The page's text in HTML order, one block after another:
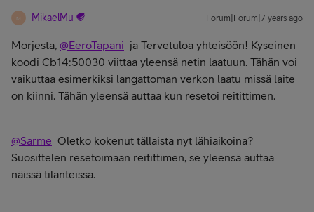
M MikaelMu Forum|Forum|7 years ago
Morjesta, @EeroTapani ja Tervetuloa yhteisöön! Kyseinen
koodi Cb14:50030 viittaa yleensä netin laatuun. Tähän voi
vaikuttaa esimerkiksi langattoman verkon laatu missä laite
on kiinni. Tähän yleensä auttaa kun resetoi reitittimen.
@Sarme Oletko kokenut tällaista nyt lähiaikoina?
Suosittelen resetoimaan reitittimen, se yleensä auttaa
näissä tilanteissa.